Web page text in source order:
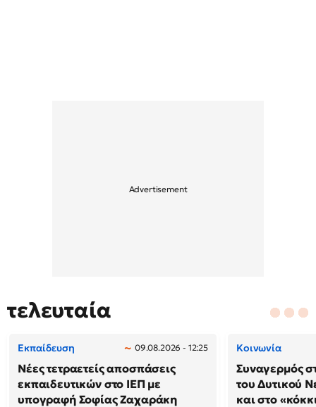
τελευταία
Εκπαίδευση 09.08.2026 - 12:25
Νέες τετραετείς αποσπάσεις
εκπαιδευτικών στο ΙΕΠ με
υπογραφή Σοφίας Ζαχαράκη
Κοινωνία
Συναγερμός
του Δυτικού
και στο